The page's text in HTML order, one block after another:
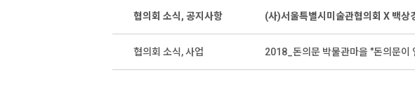
협의회 소식, 공지사항 (사)서울특별시미술관협의회 X 백상
협의회 소식, 사업 2018_돈의문 박물관마을 "돈의문이